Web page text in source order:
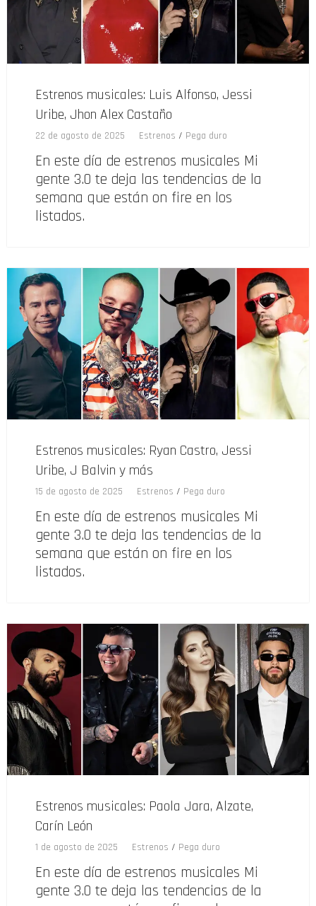
Estrenos musicales: Luis Alfonso, Jessi
Uribe, Jhon Alex Castaño
22 de agosto de 2025 Estrenos / Pega duro
En este día de estrenos musicales Mi
gente 3.0 te deja las tendencias de la
semana que están on fire en los
listados.
Estrenos musicales: Ryan Castro, Jessi
Uribe, J Balvin y más
15 de agosto de 2025 Estrenos / Pega duro
En este día de estrenos musicales Mi
gente 3.0 te deja las tendencias de la
semana que están on fire en los
listados.
Estrenos musicales: Paola Jara, Alzate,
Carín León
1 de agosto de 2025 Estrenos / Pega duro
En este día de estrenos musicales Mi
gente 3.0 te deja las tendencias de la